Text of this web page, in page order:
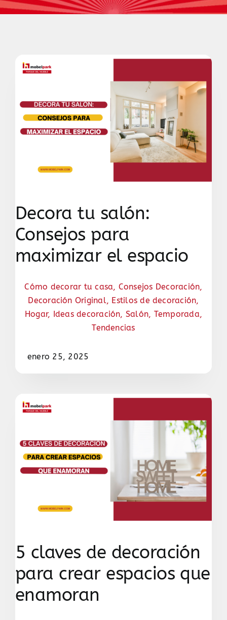
Decora tu salón:
Consejos para
maximizar el espacio
Cómo decorar tu casa, Consejos Decoración,
Decoración Original, Estilos de decoración,
Hogar, Ideas decoración, Salón, Temporada,
Tendencias
enero 25, 2025
5 claves de decoración
para crear espacios que
enamoran